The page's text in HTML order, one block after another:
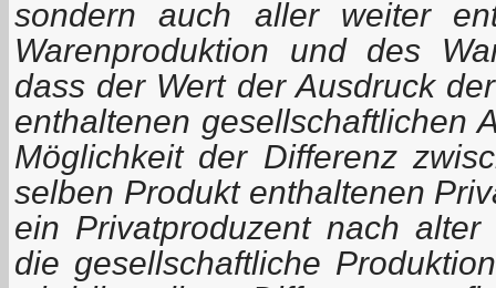
sondern auch aller weiter
Warenproduktion und des
dass der Wert der Ausdruck
enthaltenen gesellschaftlichen
Möglichkeit der Differenz
selben Produkt enthaltenen
ein Privatproduzent nach
die gesellschaftliche